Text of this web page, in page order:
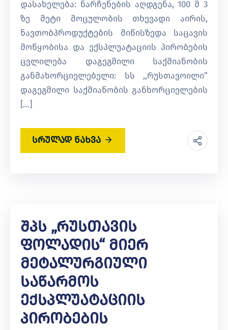
დასახელება: ნარჩენების აღდგენა, 100 მ 3
ზე მეტი მოცულობის თხევადი აირის,
ნავთობპროდუქტების მიწისზედა საცავის
მოწყობისა და ექსპლუატაციის პირობების
ცვლილება დაგეგმილი საქმიანობის
განმახორციელებელი: სს ,,რუსთავოილი”
დაგეგმილი საქმიანობის განხორციელების
[…]
სრულად ნახვა
Შპს „რუსთავის
Ფოლადის“ Მიერ
Მეტალურგიული
Საწარმოს
Ექსპლუატაციის
Პირობების